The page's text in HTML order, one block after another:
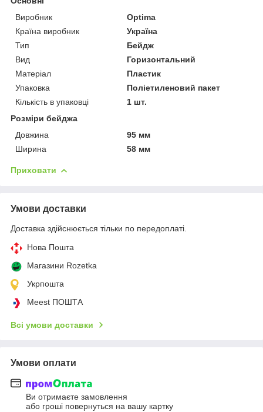
Виробник
Optima
Країна виробник
Україна
Тип
Бейдж
Вид
Горизонтальний
Матеріал
Пластик
Упаковка
Поліетиленовий пакет
Кількість в упаковці
1 шт.
Розміри бейджа
Довжина
95 мм
Ширина
58 мм
Приховати
Умови доставки
Доставка здійснюється тільки по передоплаті.
Нова Пошта
Магазини Rozetka
Укрпошта
Meest ПОШТА
Всі умови доставки
Умови оплати
Ви отримаєте замовлення
або гроші повернуться на вашу картку